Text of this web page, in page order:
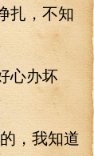
，不知
办坏
，我知道